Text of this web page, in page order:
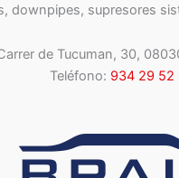
downpipes, supresores
de Tucuman, 30,
Teléfono: 934 29 52